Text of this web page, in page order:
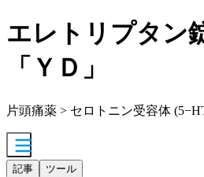
エレトリプタン
「ＹＤ」
片頭痛薬 > セロトニン受容体
記事 ツール